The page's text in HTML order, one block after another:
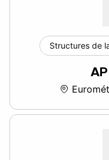
Structures de